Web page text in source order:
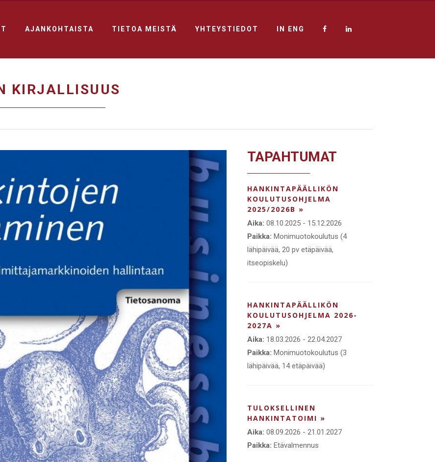
AJANKOHTAISTA TIETOA MEISTÄ YHTEYSTIEDOT IN ENG
KIRJALLISUUS
TAPAHTUMAT
HANKINTAPÄÄLLIKÖN
KOULUTUSOHJELMA
2025/2026B »
Aika: 08.10.2025 - 15.12.2026
Paikka: Monimuotokoulutus (4
lähipäivää, 20 pv etäpäivää,
itseopiskelu)
HANKINTAPÄÄLLIKÖN
KOULUTUSOHJELMA 2026-
2027A »
Aika: 18.03.2026 - 22.04.2027
Paikka: Monimuotokoulutus (3
lähipäivää, 14 etäpäivää)
TULOKSELLINEN
HANKINTATOIMI »
Aika: 08.09.2026 - 21.01.2027
Paikka: Etävalmennus